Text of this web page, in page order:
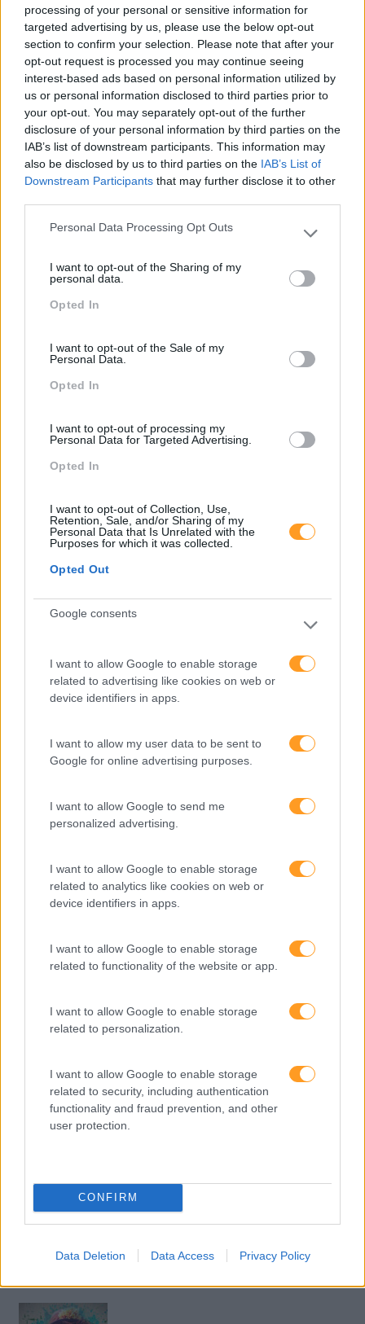
processing of your personal or sensitive information for
targeted advertising by us, please use the below opt-out
section to confirm your selection. Please note that after your
opt-out request is processed you may continue seeing
interest-based ads based on personal information utilized by
us or personal information disclosed to third parties prior to
your opt-out. You may separately opt-out of the further
disclosure of your personal information by third parties on the
IAB’s list of downstream participants. This information may
also be disclosed by us to third parties on the IAB’s List of
Downstream Participants that may further disclose it to other
Please note that this website/app uses one or more Google
not limited to your visit or usage behaviour. You may click to
grant or deny consent to Google and its third-party tags to
use your data for below specified purposes in below Google
Personal Data Processing Opt Outs
I want to opt-out of the Sharing of my
personal data.
Opted In
I want to opt-out of the Sale of my
Personal Data.
Opted In
I want to opt-out of processing my
Personal Data for Targeted Advertising.
Opted In
I want to opt-out of Collection, Use,
Retention, Sale, and/or Sharing of my
Personal Data that Is Unrelated with the
Purposes for which it was collected.
Opted Out
Google consents
I want to allow Google to enable storage
related to advertising like cookies on web or
device identifiers in apps.
I want to allow my user data to be sent to
Google for online advertising purposes.
I want to allow Google to send me
personalized advertising.
I want to allow Google to enable storage
related to analytics like cookies on web or
device identifiers in apps.
I want to allow Google to enable storage
related to functionality of the website or app.
I want to allow Google to enable storage
related to personalization.
I want to allow Google to enable storage
related to security, including authentication
functionality and fraud prevention, and other
user protection.
CONFIRM
Data Deletion Data Access Privacy Policy
Palavras 2020,
Significados E Estados De
Capacidades Afetivas
Pesquisa
Aprendizagem
Comunicação
Desenvolvimento
Desenvolvimento De Competências
Expo RH
Inglês
Keep In Mind
Liderança
Perspetivas
PORTO RH MEETING
Sem Categoria
Sustentabilidade
Vendas E Negociação